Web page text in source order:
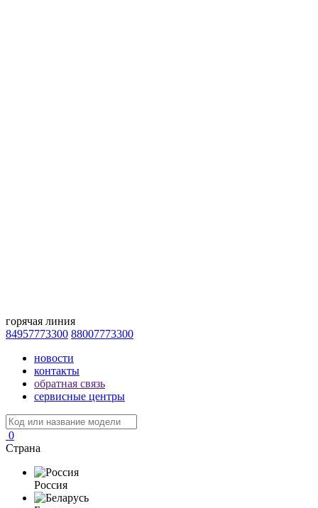
горячая линия
84957773300 88007773300
новости
контакты
обратная связь
сервисные центры
0
Страна
Россия